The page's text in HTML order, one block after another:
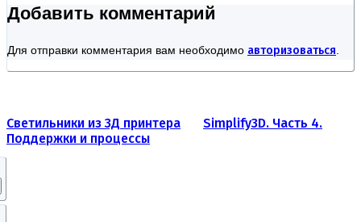
Добавить комментарий
Для отправки комментария вам необходимо авторизоваться
Светильники из 3Д принтера
Simplify3D. Часть 4.
Поддержки и процессы